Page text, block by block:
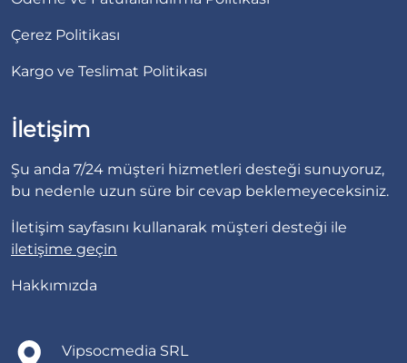
Çerez Politikası
Kargo ve Teslimat Politikası
İletişim
Şu anda 7/24 müşteri hizmetleri desteği sunuyoruz,
bu nedenle uzun süre bir cevap beklemeyeceksiniz.
İletişim sayfasını kullanarak müşteri desteği ile
iletişime geçin
Hakkımızda
Vipsocmedia SRL